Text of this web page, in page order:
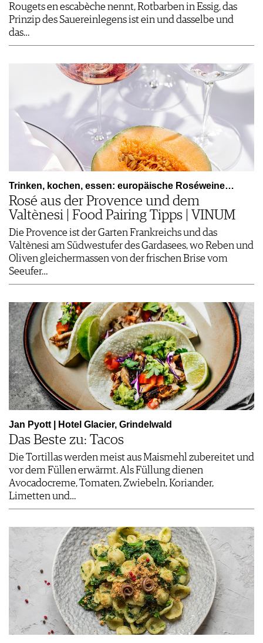
Rougets en escabèche nennt, Rotbarben in Essig, das
Prinzip des Sauereinlegens ist ein und dasselbe und
das…
Trinken, kochen, essen: europäische Roséweine…
Rosé aus der Provence und dem
Valtènesi | Food Pairing Tipps | VINUM
Die Provence ist der Garten Frankreichs und das
Valtènesi am Südwestufer des Gardasees, wo Reben und
Oliven gleichermassen von der frischen Brise vom
Seeufer…
Jan Pyott | Hotel Glacier, Grindelwald
Das Beste zu: Tacos
Die Tortillas werden meist aus Maismehl zubereitet und
vor dem Füllen erwärmt. Als Füllung dienen
Avocadocreme, Tomaten, Zwiebeln, Koriander,
Limetten und…